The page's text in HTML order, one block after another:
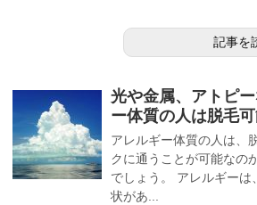
記事を
光や金属、アトピ
ー体質の人は脱毛可
アレルギー体質の人は、
クに通うことが可能なの
でしょう。 アレルギーは
状があ...